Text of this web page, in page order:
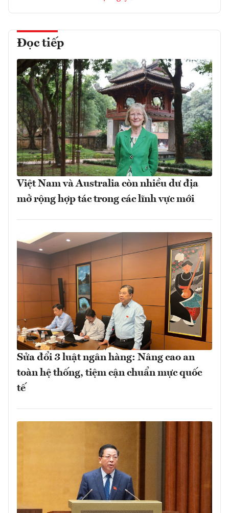
Đọc tiếp
Việt Nam và Australia còn nhiều dư địa
mở rộng hợp tác trong các lĩnh vực mới
Sửa đổi 3 luật ngân hàng: Nâng cao an
toàn hệ thống, tiệm cận chuẩn mực quốc
tế